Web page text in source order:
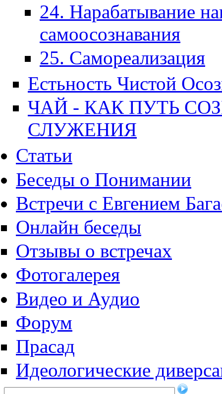
24. Нарабатывание
самоосознавания
25. Самореализация
Естьность Чистой
ЧАЙ - КАК ПУТЬ
СЛУЖЕНИЯ
Статьи
Беседы о Понимании
Встречи с Евгением
Онлайн беседы
Отзывы о встречах
Фотогалерея
Видео и Аудио
Форум
Прасад
Идеологические